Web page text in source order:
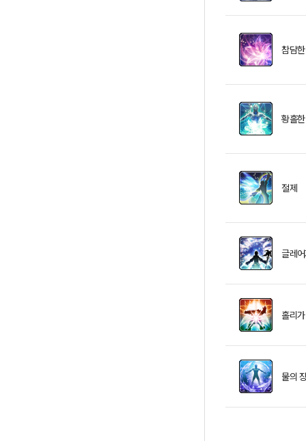
참담
황홀
절제
글레
홀리가
물의